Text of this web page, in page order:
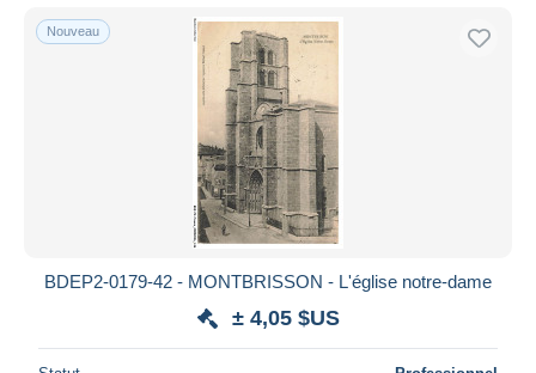
Nouveau
BDEP2-0179-42 - MONTBRISSON - L'église notre-dame
± 4,05 $US